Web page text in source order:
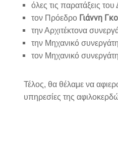
όλες τις παρατάξεις
τον Πρόεδρο Γιάννη
την Αρχιτέκτονα
την Μηχανικό
τον Μηχανικό
Τέλος, θα θέλαμε να
υπηρεσίες της